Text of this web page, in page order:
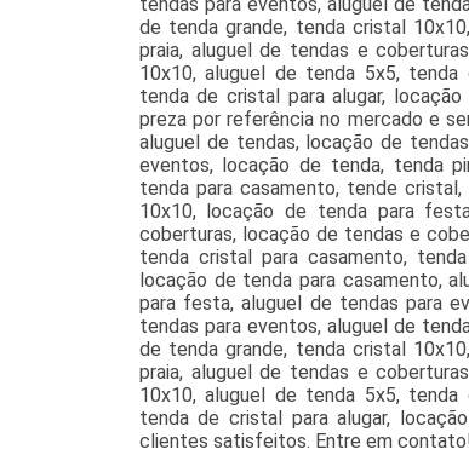
tendas para eventos, aluguel de
de tenda grande, tenda cristal
praia, aluguel de tendas e
10x10, aluguel de tenda 5x5,
tenda de cristal para alugar,
preza por referência no mercado e
aluguel de tendas, locação de
eventos, locação de tenda, tenda
tenda para casamento, tende
10x10, locação de tenda para
coberturas, locação de tendas e
tenda cristal para casamento,
locação de tenda para casamento,
para festa, aluguel de tendas para
tendas para eventos, aluguel de
de tenda grande, tenda cristal
praia, aluguel de tendas e
10x10, aluguel de tenda 5x5,
tenda de cristal para alugar,
clientes satisfeitos. Entre em